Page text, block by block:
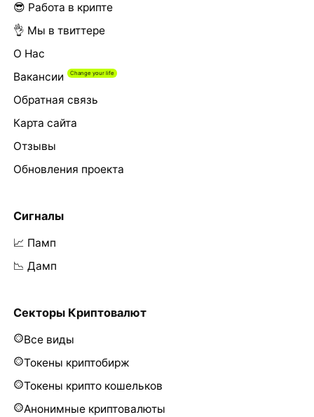
😎 Работа в крипте
👌 Мы в твиттере
О Нас
Вакансии
Обратная связь
Карта сайта
Отзывы
Обновления проекта
Сигналы
📈 Памп
📉 Дамп
Секторы Криптовалют
Все виды
Токены криптобирж
Токены крипто кошельков
Анонимные криптовалюты